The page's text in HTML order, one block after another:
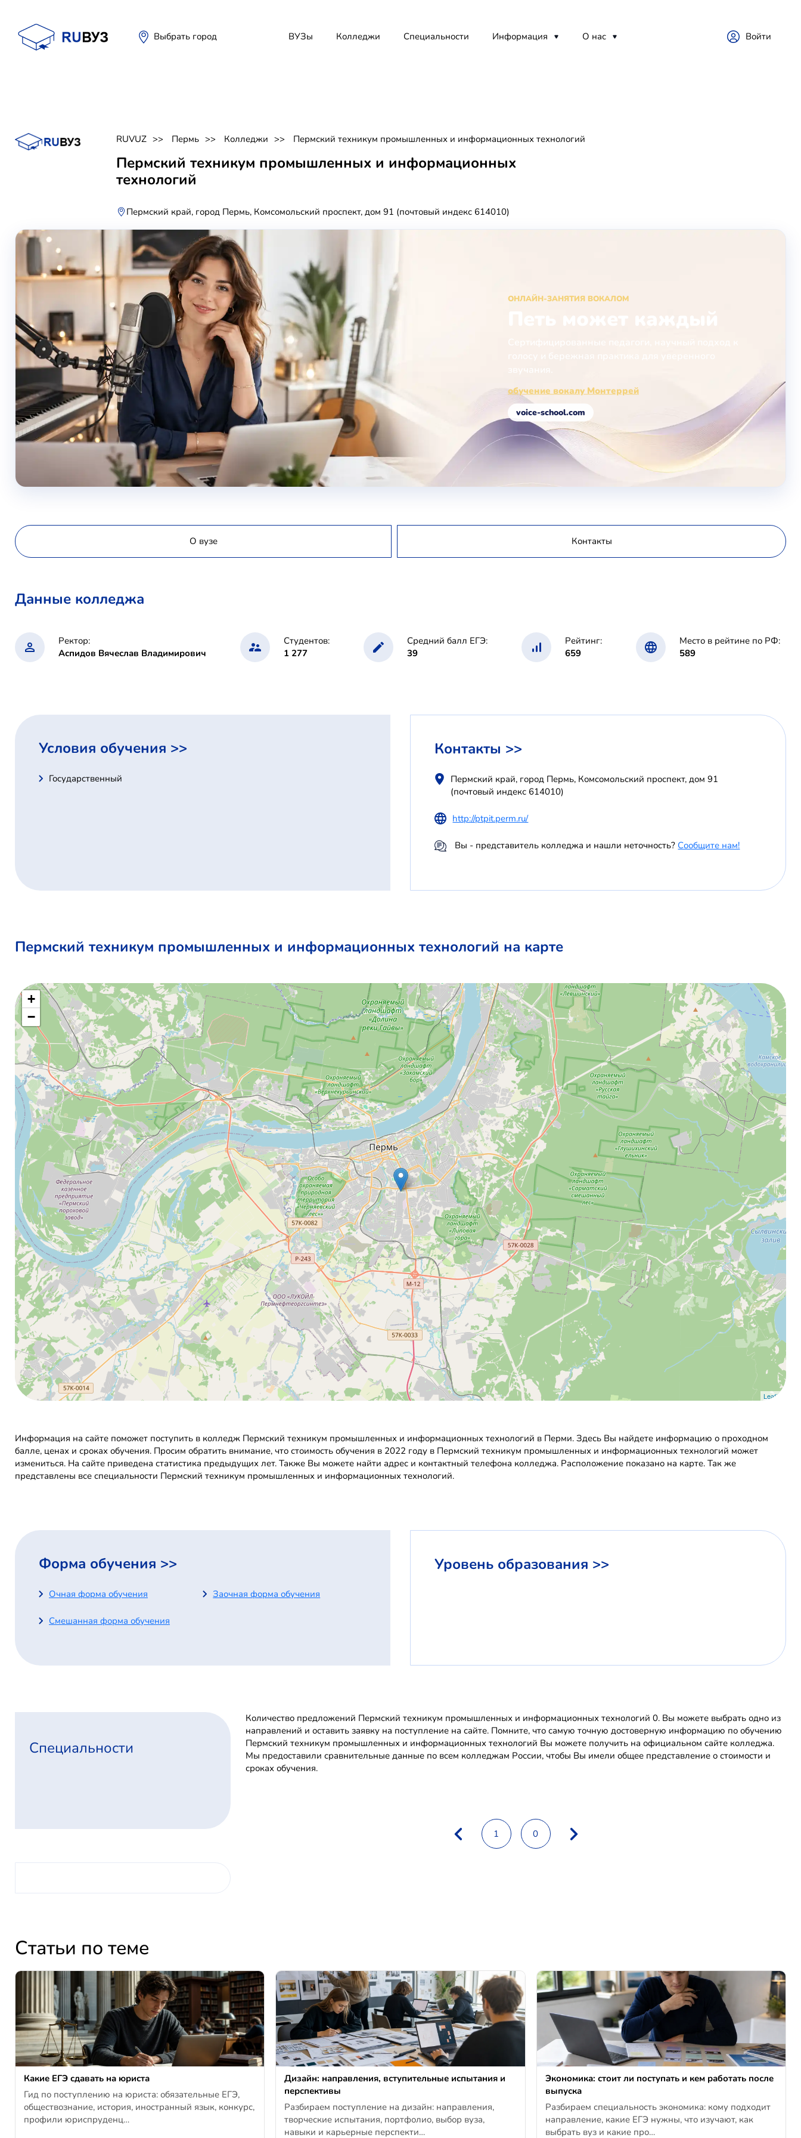
Выбрать город ВУЗы Колледжи Специальности Информация О нас Войти
RUVUZ Пермь Колледжи Пермский техникум промышленных и информационных технологий
Пермский техникум промышленных и информационных
технологий
Пермский край, город Пермь, Комсомольский проспект, дом 91 (почтовый индекс 614010)
ОНЛАЙН-ЗАНЯТИЯ ВОКАЛОМ
обучение вокалу Монтеррей
voice-school.com
О вузе Контакты
Данные колледжа
Ректор:
Аспидов Вячеслав Владимирович
Студентов:
1 277
Средний балл ЕГЭ:
39
Рейтинг:
659
Место в рейтине по РФ:
589
Условия обучения >>
Государственный
Контакты >>
Пермский край, город Пермь, Комсомольский проспект, дом 91
(почтовый индекс 614010)
http://ptpit.perm.ru/
Вы - представитель колледжа и нашли неточность? Сообщите нам!
Пермский техникум промышленных и информационных технологий на карте
+
−
Leaflet
Информация на сайте поможет поступить в колледж Пермский техникум промышленных и информационных технологий в Перми. Здесь Вы найдете информацию о проходном
балле, ценах и сроках обучения. Просим обратить внимание, что стоимость обучения в 2022 году в Пермский техникум промышленных и информационных технологий может
измениться. На сайте приведена статистика предыдущих лет. Также Вы можете найти адрес и контактный телефона колледжа. Расположение показано на карте. Так же
представлены все специальности Пермский техникум промышленных и информационных технологий.
Форма обучения >>
Очная форма обучения Заочная форма обучения
Смешанная форма обучения
Уровень образования >>
Специальности
Количество предложений Пермский техникум промышленных и информационных технологий 0. Вы можете выбрать одно из
направлений и оставить заявку на поступление на сайте. Помните, что самую точную достоверную информацию по обучению
Пермский техникум промышленных и информационных технологий Вы можете получить на официальном сайте колледжа.
Мы предоставили сравнительные данные по всем колледжам России, чтобы Вы имели общее представление о стоимости и
сроках обучения.
1 0
Статьи по теме
Какие ЕГЭ сдавать на юриста
Гид по поступлению на юриста: обязательные ЕГЭ,
обществознание, история, иностранный язык, конкурс,
профили юриспруденц…
Дизайн: направления, вступительные испытания и
перспективы
Разбираем поступление на дизайн: направления,
творческие испытания, портфолио, выбор вуза,
навыки и карьерные перспекти…
Экономика: стоит ли поступать и кем работать после
выпуска
Разбираем специальность экономика: кому подходит
направление, какие ЕГЭ нужны, что изучают, как
выбрать вуз и какие про…